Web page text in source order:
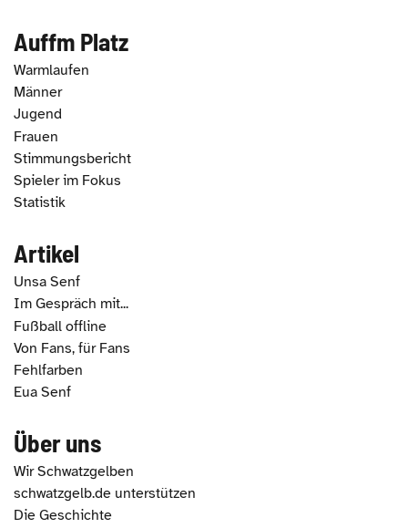
Auffm Platz
Warmlaufen
Männer
Jugend
Frauen
Stimmungsbericht
Spieler im Fokus
Statistik
Artikel
Unsa Senf
Im Gespräch mit...
Fußball offline
Von Fans, für Fans
Fehlfarben
Eua Senf
Über uns
Wir Schwatzgelben
schwatzgelb.de unterstützen
Die Geschichte